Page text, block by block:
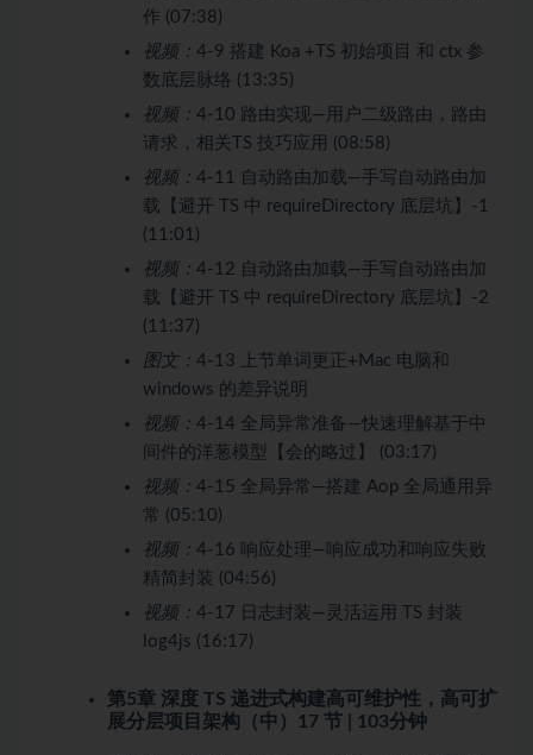
作 (07:38)
视频： 4-9 搭建 Koa +TS 初始项目 和 ctx 参
数底层脉络 (13:35)
视频： 4-10 路由实现—用户二级路由，路由
请求，相关TS 技巧应用 (08:58)
视频： 4-11 自动路由加载—手写自动路由加
载【避开 TS 中 requireDirectory 底层坑】-1
(11:01)
视频： 4-12 自动路由加载—手写自动路由加
载【避开 TS 中 requireDirectory 底层坑】-2
(11:37)
图文： 4-13 上节单词更正+Mac 电脑和
windows 的差异说明
视频： 4-14 全局异常准备—快速理解基于中
间件的洋葱模型【会的略过】 (03:17)
视频： 4-15 全局异常—搭建 Aop 全局通用异
常 (05:10)
视频： 4-16 响应处理—响应成功和响应失败
精简封装 (04:56)
视频： 4-17 日志封装—灵活运用 TS 封装
log4js (16:17)
第5章 深度 TS 递进式构建高可维护性，高可扩
展分层项目架构（中）
17 节 | 103分钟